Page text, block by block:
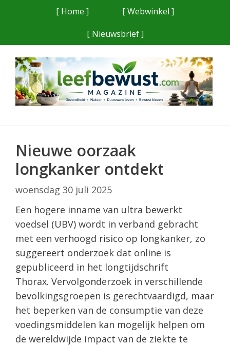
[ Home ]
[ Webwinkel ]
[ Nieuwsbrief ]
Nieuwe oorzaak
longkanker ontdekt
woensdag 30 juli 2025
Een hogere inname van ultra bewerkt
voedsel (UBV) wordt in verband gebracht
met een verhoogd risico op longkanker, zo
suggereert onderzoek dat online is
gepubliceerd in het longtijdschrift
Thorax. Vervolgonderzoek in verschillende
bevolkingsgroepen is gerechtvaardigd, maar
het beperken van de consumptie van deze
voedingsmiddelen kan mogelijk helpen om
de wereldwijde impact van de ziekte te